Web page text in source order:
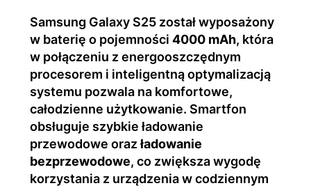
Samsung Galaxy S25 został wyposażony
w baterię o pojemności 4000 mAh, która
w połączeniu z energooszczędnym
procesorem i inteligentną optymalizacją
systemu pozwala na komfortowe,
całodzienne użytkowanie. Smartfon
obsługuje szybkie ładowanie
przewodowe orazładowanie
bezprzewodowe, co zwiększa wygodę
korzystania z urządzenia w codziennym